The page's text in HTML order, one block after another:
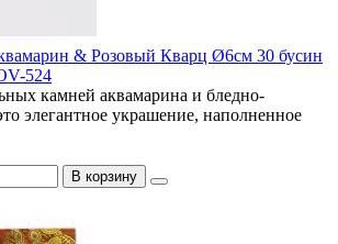
& Розовый Кварц Ø6см 30 бусин
524
камней аквамарина и бледно-
элегантное украшение, наполненное
В корзину